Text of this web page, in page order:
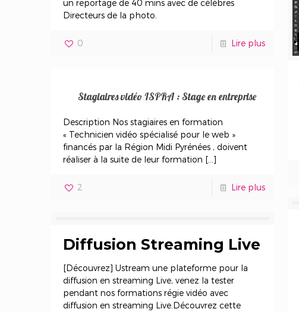
un reportage de 40 mins avec de célèbres
Directeurs de la photo.
0 Lire plus
Stagiaires vidéo ISPRA : Stage en entreprise
Description Nos stagiaires en formation
« Technicien vidéo spécialisé pour le web »
financés par la Région Midi Pyrénées , doivent
réaliser à la suite de leur formation […]
2 Lire plus
Diffusion Streaming Live
[Découvrez] Ustream une plateforme pour la
diffusion en streaming Live, venez la tester
pendant nos formations régie vidéo avec
diffusion en streaming Live.Découvrez cette